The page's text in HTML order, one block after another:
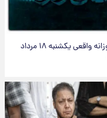
فال روزانه واقعی یکشنبه ۱۸ مرداد